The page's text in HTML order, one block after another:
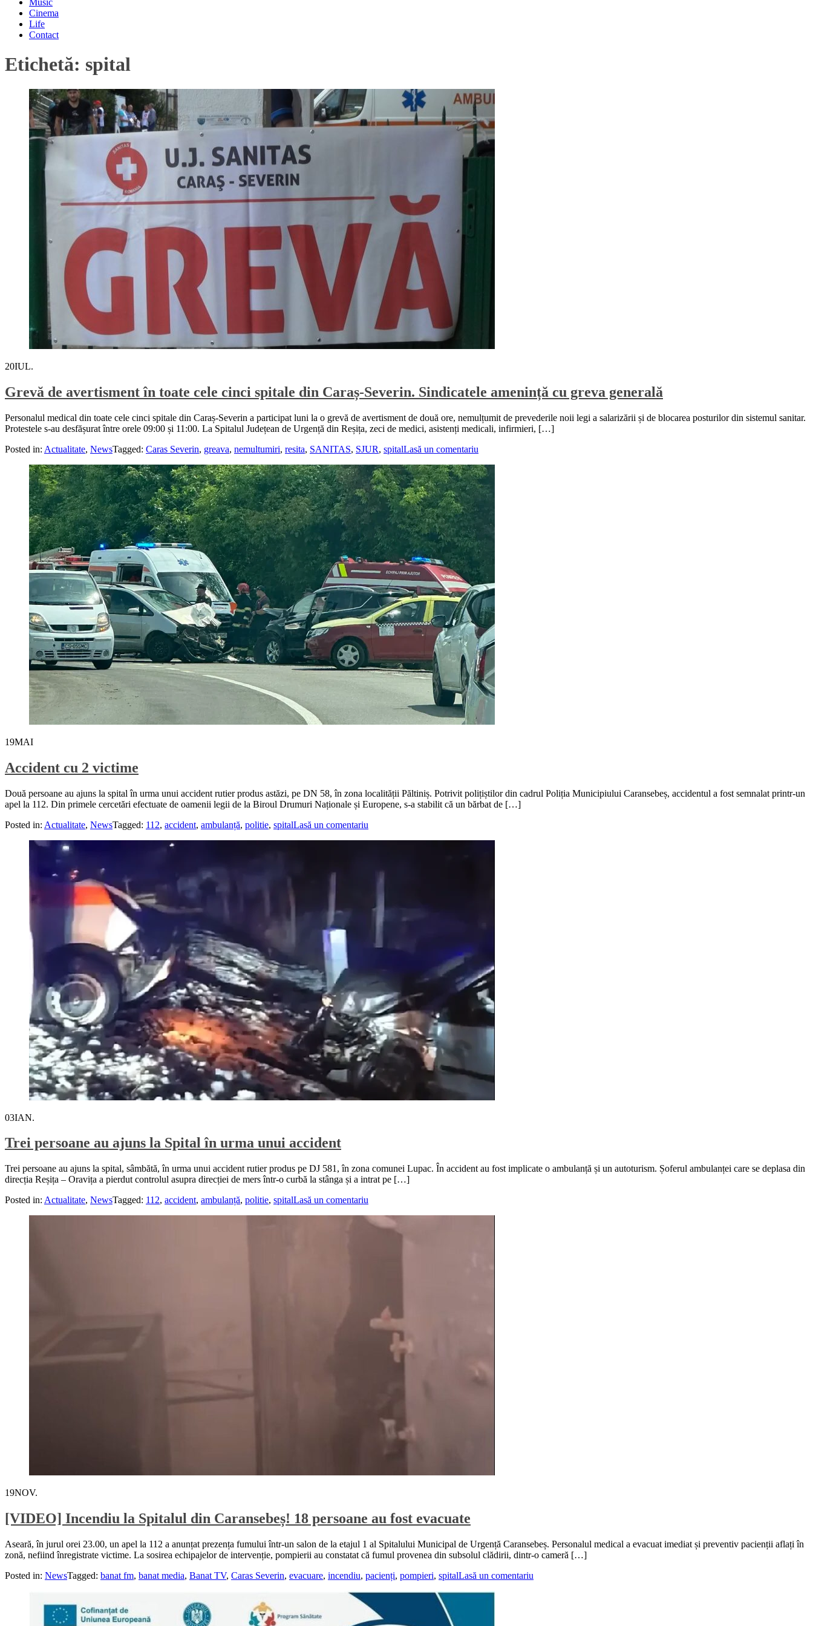
Music
Cinema
Life
Contact
Etichetă: spital
20IUL.
Grevă de avertisment în toate cele cinci spitale din Caraș-Severin. Sindicatele amenință cu greva generală
Personalul medical din toate cele cinci spitale din Caraș-Severin a participat luni la o grevă de avertisment de două ore, nemulțumit de prevederile noii legi a salarizării și de blocarea posturilor din sistemul sanitar.
Protestele s-au desfășurat între orele 09:00 și 11:00. La Spitalul Județean de Urgență din Reșița, zeci de medici, asistenți medicali, infirmieri, […]
Posted in: Actualitate, NewsTagged: Caras Severin, greava, nemultumiri, resita, SANITAS, SJUR, spitalLasă un comentariu
19MAI
Accident cu 2 victime
Două persoane au ajuns la spital în urma unui accident rutier produs astăzi, pe DN 58, în zona localității Păltiniș. Potrivit polițiștilor din cadrul Poliția Municipiului Caransebeș, accidentul a fost semnalat printr-un
apel la 112. Din primele cercetări efectuate de oamenii legii de la Biroul Drumuri Naționale și Europene, s-a stabilit că un bărbat de […]
Posted in: Actualitate, NewsTagged: 112, accident, ambulanță, politie, spitalLasă un comentariu
03IAN.
Trei persoane au ajuns la Spital în urma unui accident
Trei persoane au ajuns la spital, sâmbătă, în urma unui accident rutier produs pe DJ 581, în zona comunei Lupac. În accident au fost implicate o ambulanță și un autoturism. Șoferul ambulanței care se deplasa din
direcția Reșița – Oravița a pierdut controlul asupra direcției de mers într-o curbă la stânga și a intrat pe […]
Posted in: Actualitate, NewsTagged: 112, accident, ambulanță, politie, spitalLasă un comentariu
19NOV.
[VIDEO] Incendiu la Spitalul din Caransebeș! 18 persoane au fost evacuate
Aseară, în jurul orei 23.00, un apel la 112 a anunțat prezența fumului într-un salon de la etajul 1 al Spitalului Municipal de Urgență Caransebeș. Personalul medical a evacuat imediat și preventiv pacienții aflați în
zonă, nefiind înregistrate victime. La sosirea echipajelor de intervenție, pompierii au constatat că fumul provenea din subsolul clădirii, dintr-o cameră […]
Posted in: NewsTagged: banat fm, banat media, Banat TV, Caras Severin, evacuare, incendiu, pacienți, pompieri, spitalLasă un comentariu